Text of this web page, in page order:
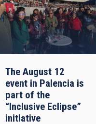
The August 12
event in Palencia is
part of the
“Inclusive Eclipse”
initiative